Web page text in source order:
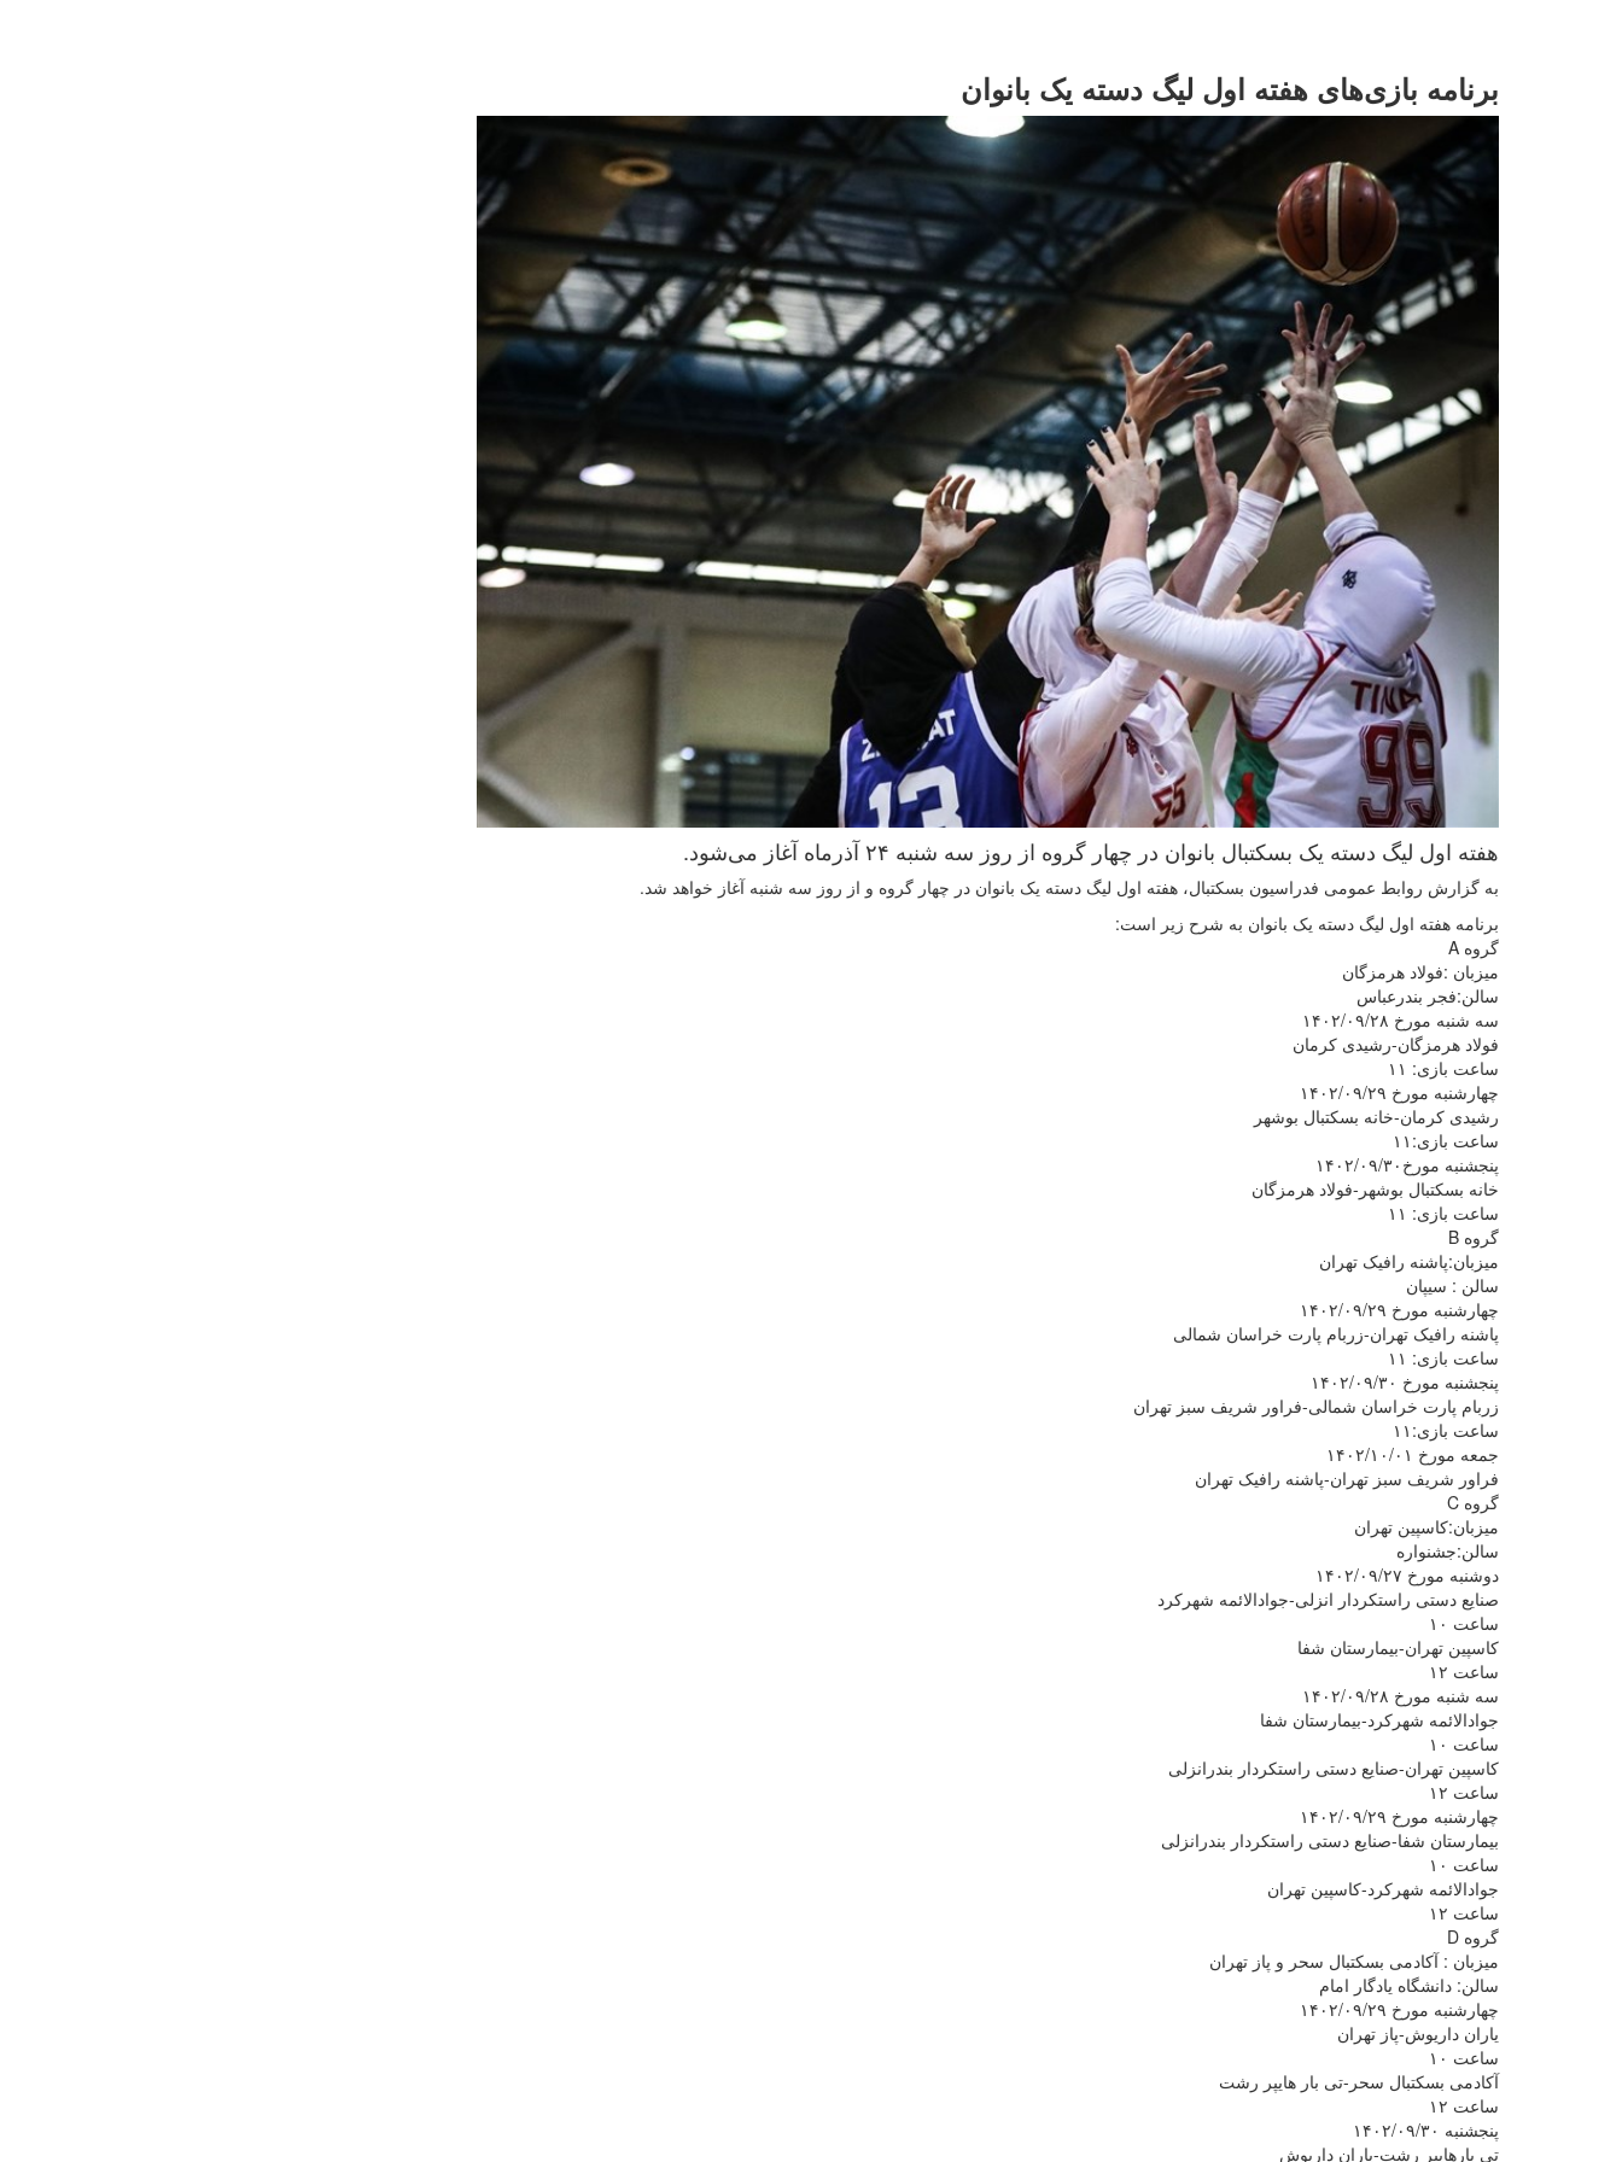
برنامه بازی‌های هفته اول لیگ دسته یک بانوان
هفته اول لیگ دسته یک بسکتبال بانوان در چهار گروه از روز سه شنبه ۲۴ آذرماه آغاز می‌شود.
به گزارش روابط عمومی فدراسیون بسکتبال، هفته اول لیگ دسته یک بانوان در چهار گروه و از روز سه شنبه آغاز خواهد شد.
برنامه هفته اول لیگ دسته یک بانوان به شرح زیر است:
گروه A
میزبان :فولاد هرمزگان
سالن:فجر بندرعباس
سه شنبه مورخ ۱۴۰۲/۰۹/۲۸
فولاد هرمزگان-رشیدی کرمان
ساعت بازی: ۱۱
چهارشنبه مورخ ۱۴۰۲/۰۹/۲۹
رشیدی کرمان-خانه بسکتبال بوشهر
ساعت بازی:۱۱
پنجشنبه مورخ۱۴۰۲/۰۹/۳۰
خانه بسکتبال بوشهر-فولاد هرمزگان
ساعت بازی: ۱۱
گروه B
میزبان:پاشنه رافیک تهران
سالن : سیپان
چهارشنبه مورخ ۱۴۰۲/۰۹/۲۹
پاشنه رافیک تهران-زربام پارت خراسان شمالی
ساعت بازی: ۱۱
پنجشنبه مورخ ۱۴۰۲/۰۹/۳۰
زربام پارت خراسان شمالی-فراور شریف سبز تهران
ساعت بازی:۱۱
جمعه مورخ ۱۴۰۲/۱۰/۰۱
فراور شریف سبز تهران-پاشنه رافیک تهران
گروه C
میزبان:کاسپین تهران
سالن:جشنواره
دوشنبه مورخ ۱۴۰۲/۰۹/۲۷
صنایع دستی راستکردار انزلی-جوادالائمه شهرکرد
ساعت ۱۰
کاسپین تهران-بیمارستان شفا
ساعت ۱۲
سه شنبه مورخ ۱۴۰۲/۰۹/۲۸
جوادالائمه شهرکرد-بیمارستان شفا
ساعت ۱۰
کاسپین تهران-صنایع دستی راستکردار بندرانزلی
ساعت ۱۲
چهارشنبه مورخ ۱۴۰۲/۰۹/۲۹
بیمارستان شفا-صنایع دستی راستکردار بندرانزلی
ساعت ۱۰
جوادالائمه شهرکرد-کاسپین تهران
ساعت ۱۲
گروه D
میزبان : آکادمی بسکتبال سحر و پاز تهران
سالن: دانشگاه یادگار امام
چهارشنبه مورخ ۱۴۰۲/۰۹/۲۹
یاران داریوش-پاز تهران
ساعت ۱۰
آکادمی بسکتبال سحر-تی بار هایپر رشت
ساعت ۱۲
پنجشنبه ۱۴۰۲/۰۹/۳۰
تی بارهایپر رشت-یاران داریوش